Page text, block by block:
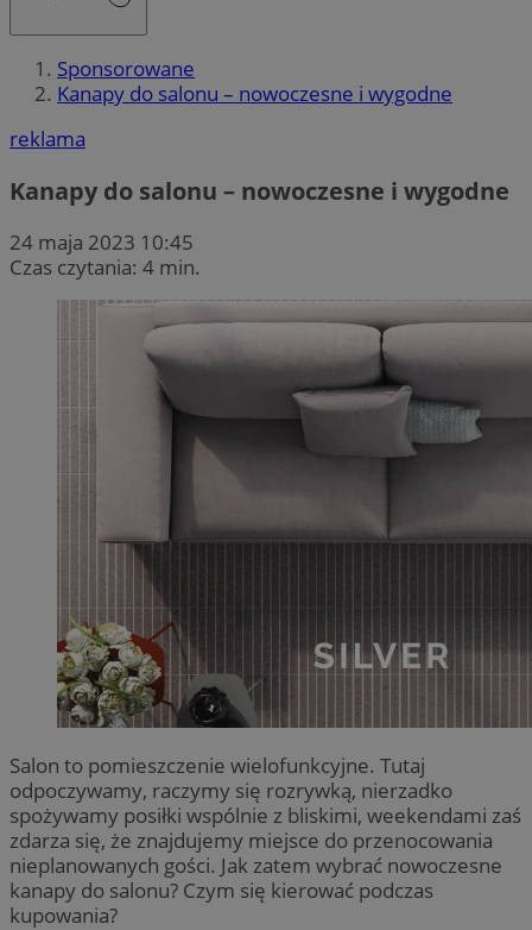
Sponsorowane
Kanapy do salonu – nowoczesne i wygodne
reklama
Kanapy do salonu – nowoczesne i wygodne
24 maja 2023 10:45
Czas czytania: 4 min.
Salon to pomieszczenie wielofunkcyjne. Tutaj
odpoczywamy, raczymy się rozrywką, nierzadko
spożywamy posiłki wspólnie z bliskimi, weekendami zaś
zdarza się, że znajdujemy miejsce do przenocowania
nieplanowanych gości. Jak zatem wybrać nowoczesne
kanapy do salonu? Czym się kierować podczas
kupowania?